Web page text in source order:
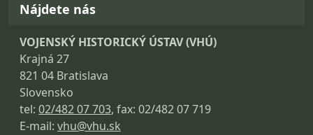
Nájdete nás
VOJENSKÝ HISTORICKÝ ÚSTAV (VHÚ)
Krajná 27
821 04 Bratislava
Slovensko
tel: 02/482 07 703, fax: 02/482 07 719
E-mail: vhu@vhu.sk